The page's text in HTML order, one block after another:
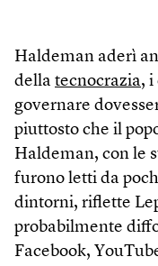
Haldeman aderì
della tecnocrazia, i
governare
piuttosto che il
Haldeman, con le
furono letti da
dintorni, riflette
probabilmente
Facebook,